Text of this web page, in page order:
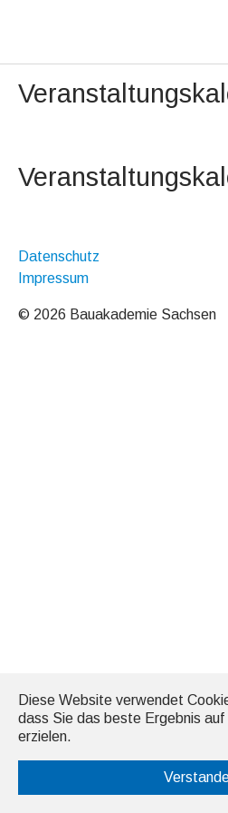
Diese Website verwendet
dass Sie das beste Ergebnis
erzielen.
Datenschutz
Impressum
© 2026 Bauakademie Sachsen